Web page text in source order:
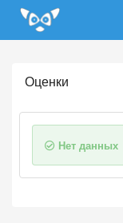
Update cookies preferences
Оценки
Нет данных